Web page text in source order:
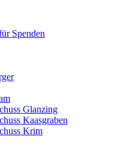
Spenden
Glanzing
Kaasgraben
Krim